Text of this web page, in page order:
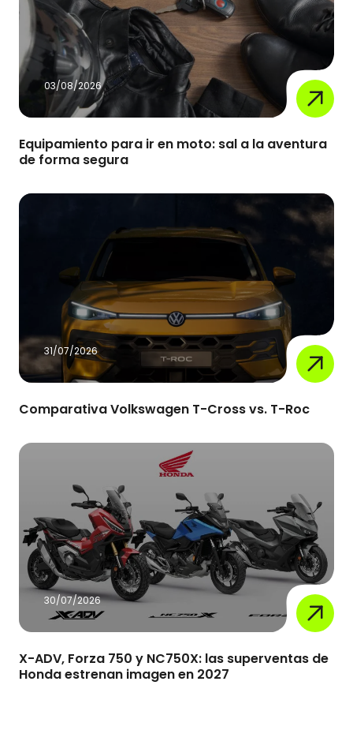
03/08/2026
Equipamiento para ir en moto: sal a la aventura
de forma segura
31/07/2026
Comparativa Volkswagen T-Cross vs. T-Roc
30/07/2026
X-ADV, Forza 750 y NC750X: las superventas de
Honda estrenan imagen en 2027